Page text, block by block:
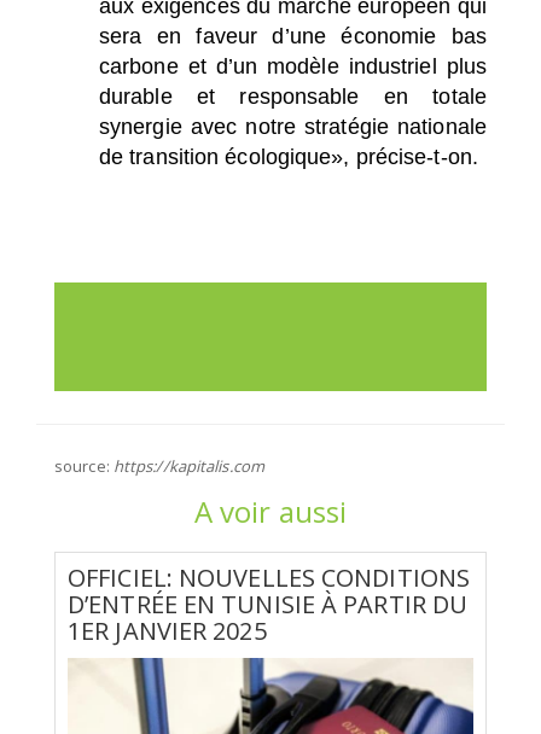
aux exigences du marché européen qui
sera en faveur d’une économie bas
carbone et d’un modèle industriel plus
durable et responsable en totale
synergie avec notre stratégie nationale
de transition écologique», précise-t-on.
source: https://kapitalis.com
A voir aussi
OFFICIEL: NOUVELLES CONDITIONS
D’ENTRÉE EN TUNISIE À PARTIR DU
1ER JANVIER 2025